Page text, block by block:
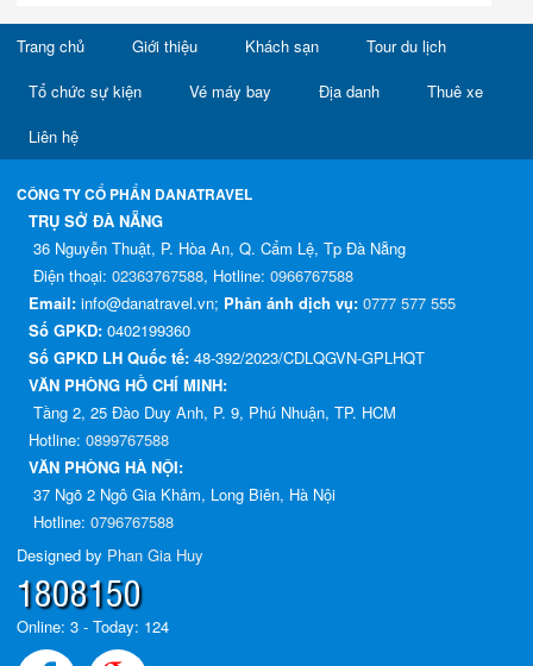
Trang chủ Giới thiệu Khách sạn
Tour du lịch
Tổ chức sự kiện
Vé máy bay Địa danh
Thuê xe
Liên hệ
CÔNG TY CỔ PHẨN DANATRAVEL
TRỤ SỞ ĐÀ NẴNG
36 Nguyễn Thuật, P. Hòa An, Q. Cẩm Lệ, Tp Đà Nẵng
Điện thoại: 02363767588, Hotline:0966767588
Email:info@danatravel.vn; Phản ánh dịch vụ:0777 577 555
Số GPKD: 0402199360
Số GPKD LH Quốc tế:48-392/2023/CDLQGVN-GPLHQT
VĂN PHÒNG HỒ CHÍ MINH:
Tầng 2, 25 Đào Duy Anh, P. 9, Phú Nhuận, TP. HCM
Hotline: 0899767588
VĂN PHÒNG HÀ NỘI:
37 Ngõ 2 Ngô Gia Khảm, Long Biên, Hà Nội
Hotline:0796767588
Designed by Phan Gia Huy
1808150
Online: 3 - Today: 124